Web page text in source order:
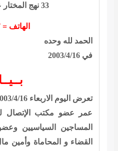
33 نهج
الهاتف =
الحمد لله وحده
في 2003/4/16
تعرض اليوم الاربعاء4/16
عمر عضو مكتب الإتصال
المساجين السياسيين
القضاء و المحاماة